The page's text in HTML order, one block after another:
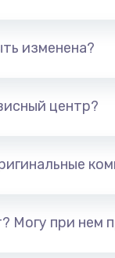
изменена?
центр?
Могу при нем